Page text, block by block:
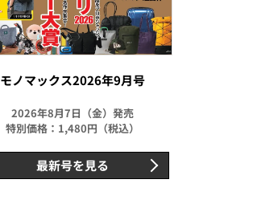
モノマックス2026年9月号
2026年8月7日（金）発売
特別価格：1,480円（税込）
最新号を見る